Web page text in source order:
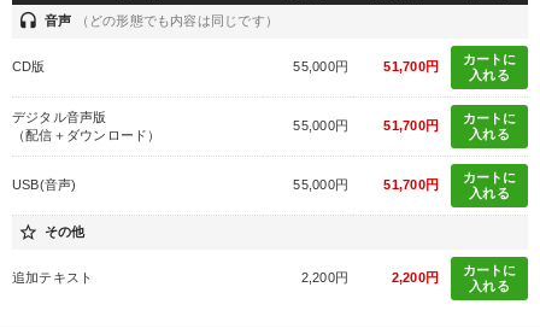
headset 音声 （どの形態でも内容は同じです）
CD版 55,000円 51,700円
カートに
入れる
デジタル音声版
（配信＋ダウンロード）
55,000円 51,700円
カートに
入れる
USB(音声) 55,000円 51,700円
カートに
入れる
star_border その他
追加テキスト 2,200円 2,200円
カートに
入れる